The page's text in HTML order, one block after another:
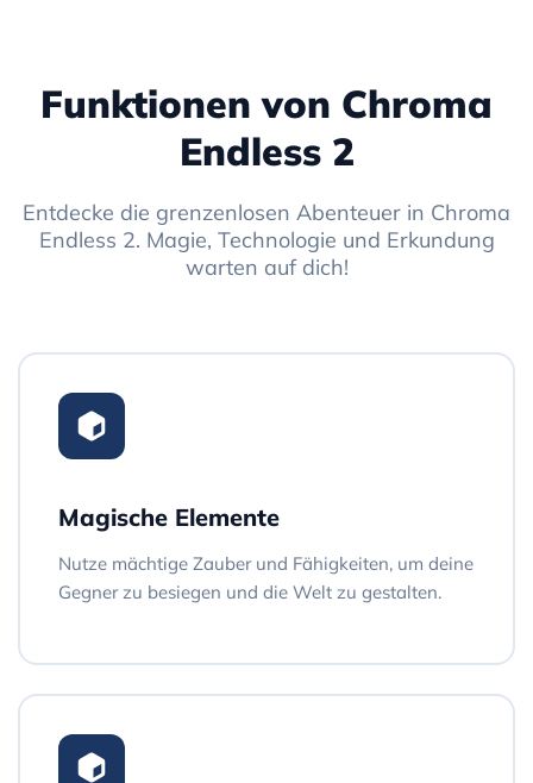
Funktionen von Chroma
Endless 2
Entdecke die grenzenlosen Abenteuer in Chroma
Endless 2. Magie, Technologie und Erkundung
warten auf dich!
Magische Elemente
Nutze mächtige Zauber und Fähigkeiten, um deine
Gegner zu besiegen und die Welt zu gestalten.